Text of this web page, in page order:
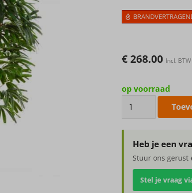
€268.00 Incl. BTW
op voorraad
Raphispalm
FR
aantal
Heb je een
Stuur ons gerust
Stel je vraag